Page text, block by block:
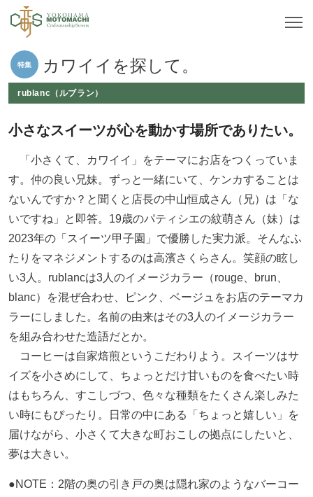
特集 カワイイを探して。
rublanc（ルブラン）
小さなスイーツが心を動かす場所でありたい。
「小さくて、カワイイ」をテーマにお店をつくっていま
す。仲の良い兄妹。ずっと一緒にいて、ケンカすることは
ないんですか？と聞くと店長の中山恒成さん（兄）は「な
いですね」と即答。19歳のパティシエの紋萌さん（妹）は
2023年の「スイーツ甲子園」で優勝した実力派。そんなふ
たりをマネジメントするのは高濱さくらさん。笑顔の眩し
い3人。rublancは3人のイメージカラー（rouge、brun、
blanc）を混ぜ合わせ、ピンク、ベージュをお店のテーマカ
ラーにしました。名前の由来はその3人のイメージカラー
を組み合わせた造語だとか。
コーヒーは自家焙煎というこだわりよう。スイーツはサ
イズを小さめにして、ちょっとだけ甘いものを食べたい時
はもちろん、すこしづつ、色々な種類をたくさん楽しみた
い時にもぴったり。日常の中にある「ちょっと嬉しい」を
届けながら、小さくて大きな町おこしの拠点にしたいと、
夢は大きい。
●NOTE：2階の奥の引き戸の奥は隠れ家のようなバーコー